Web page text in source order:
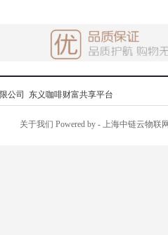
公司 东义咖啡财富共享平台
关于我们 Powered by - 上海中链云物联